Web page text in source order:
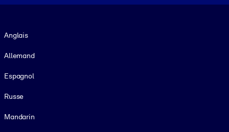
Anglais
Allemand
Espagnol
Russe
Mandarin